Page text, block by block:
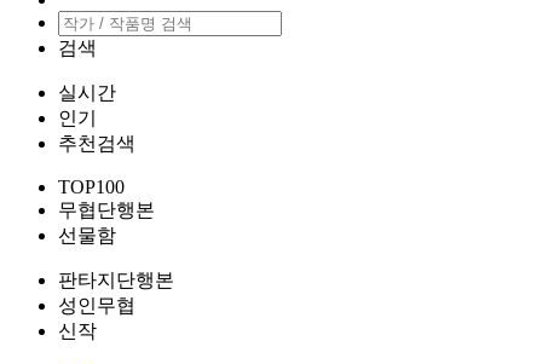
검색
실시간
인기
추천검색
TOP100
무협단행본
선물함
판타지단행본
성인무협
신작